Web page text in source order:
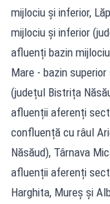
mijlociu și inferior,
mijlociu și inferior
afluenți bazin
Mare - bazin
(județul Bistrița
afluenții aferenți
confluență cu râul
Năsăud), Târnava
afluenții aferenți
Harghita, Mureș și